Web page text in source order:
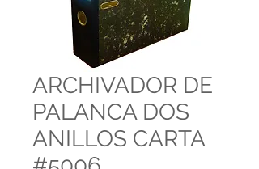
ARCHIVADOR DE
PALANCA DOS
ANILLOS CARTA